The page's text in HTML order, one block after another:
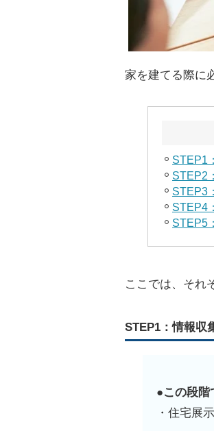
家を建てる際に
STEP1
STEP2
STEP3
STEP4
STEP5
ここでは、それ
STEP1：情報収
●この段階
・住宅展